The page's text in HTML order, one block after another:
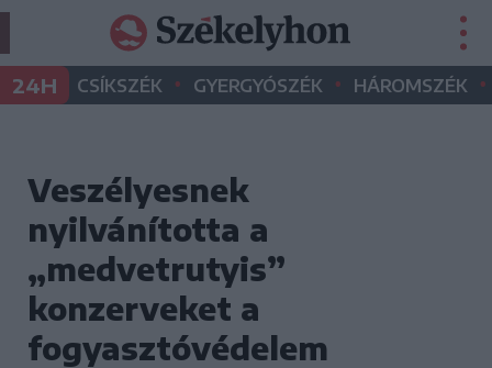
24H CSÍKSZÉK • GYERGYÓSZÉK • HÁROMSZÉK •
Veszélyesnek
nyilvánította a
„medvetrutyis”
konzerveket a
fogyasztóvédelem